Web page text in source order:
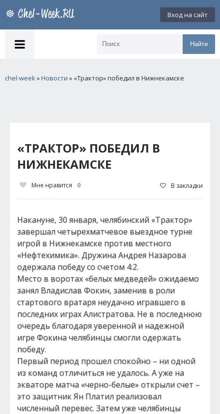
Вход на сайт
Найти
chel-week»Новости » «Трактор» победил в Нижнекамске
«ТРАКТОР» ПОБЕДИЛ В
НИЖНЕКАМСКЕ
Мне нравится 0 В закладки
Накануне, 30 января, челябинский «Трактор»
завершал четырехматчевое выездное турне
игрой в Нижнекамске против местного
«Нефтехимика». Дружина Андрея Назарова
одержала победу со счетом 4:2.
Место в воротах «белых медведей» ожидаемо
занял Владислав Фокин, заменив в роли
стартового вратаря неудачно игравшего в
последних играх Алистратова. Не в последнюю
очередь благодаря уверенной и надежной
игре Фокина челябинцы смогли одержать
победу.
Первый период прошел спокойно – ни одной
из команд отличиться не удалось. А уже на
экваторе матча «черно-белые» открыли счет –
это защитник Ян Платил реализовал
численный перевес. Затем уже челябинцы